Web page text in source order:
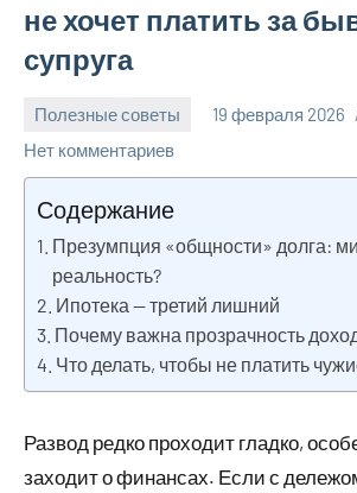
не хочет платить за
супруга
Полезные советы 19 февраля 2026
Нет комментариев
Содержание
Презумпция «общности» долга:
реальность?
Ипотека — третий лишний
Почему важна прозрачность
Что делать, чтобы не платить
Развод редко проходит гладко,
заходит о финансах. Если с